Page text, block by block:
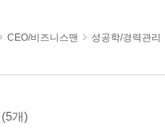
CEO/비즈니스맨 성공학/경력관리
(5개)